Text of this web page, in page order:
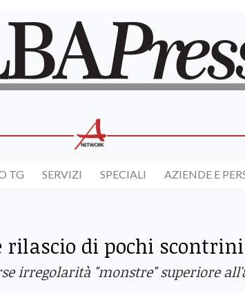
TG SERVIZI SPECIALI AZIENDE E
rilascio di pochi scontrini
irregolarità "monstre" superiore